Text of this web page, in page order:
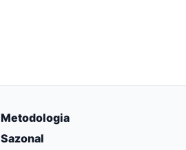
Metodologia
Sazonal